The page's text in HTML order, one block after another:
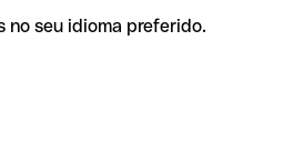
no seu idioma preferido.